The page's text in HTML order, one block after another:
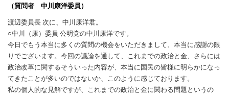
（質問者 中川康洋委員）
渡辺委員長 次に、中川康洋君。
○中川（康）委員 公明党の中川康洋です。
今日でもう本当に多くの質問の機会をいただきまして、本当に感謝の限
りでございます。今回の議論を通して、これまでの政治と金、さらには
政治改革に関するそういった内容が、本当に国民の皆様に明らかになっ
てきたことが多いのではないか、このように感じております。
私の個人的な見解ですが、これまでの政治と金に関わる問題というの